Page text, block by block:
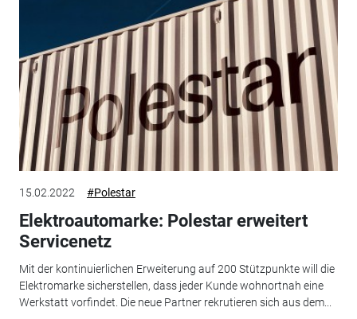
15.02.2022 #Polestar
Elektroautomarke: Polestar erweitert
Servicenetz
Mit der kontinuierlichen Erweiterung auf 200 Stützpunkte will die
Elektromarke sicherstellen, dass jeder Kunde wohnortnah eine
Werkstatt vorfindet. Die neue Partner rekrutieren sich aus dem...